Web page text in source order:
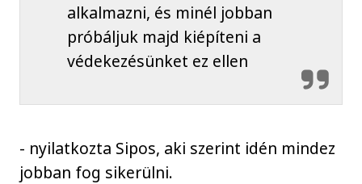
alkalmazni, és minél jobban
próbáljuk majd kiépíteni a
védekezésünket ez ellen
- nyilatkozta Sipos, aki szerint idén mindez
jobban fog sikerülni.